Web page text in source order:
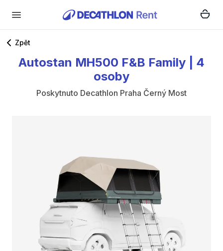
Zpět
Autostan MH500 F&B Family
4
osoby
Poskytnuto Decathlon Praha Černý Most